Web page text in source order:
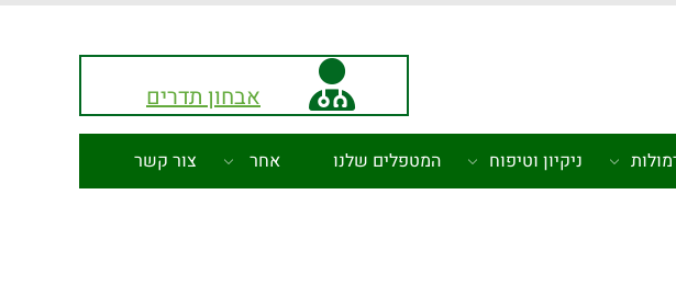
אבחון תדרים
ניקיון וטיפוח המטפלים שלנו אחר צור קשר